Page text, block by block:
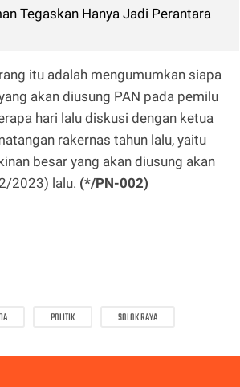
Tegaskan Hanya Jadi Perantara
itu adalah mengumumkan siapa
akan diusung PAN pada pemilu
hari lalu diskusi dengan ketua
rakernas tahun lalu, yaitu
besar yang akan diusung akan
2023) lalu. (*/PN-002)
POLITIK SOLOK RAYA